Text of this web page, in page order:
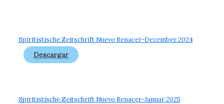
Spiritistische Zeitschrift Nuevo Renacer-Dezember 2024
Descargar
Spiritistische Zeitschrift Nuevo Renacer-Januar 2025